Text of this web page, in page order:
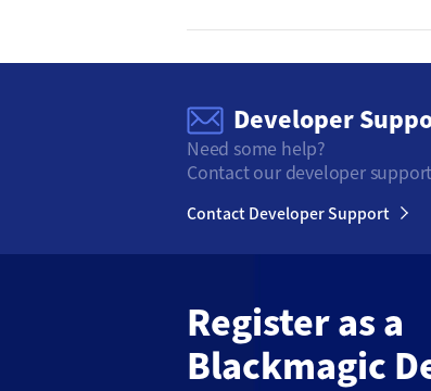
Developer
Need some help?
Contact our developer
Contact Developer Support
Register as a
Blackmagic